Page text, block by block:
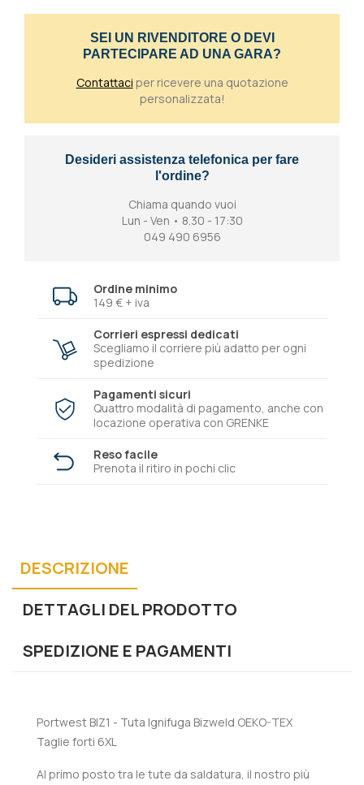
SEI UN RIVENDITORE O DEVI
PARTECIPARE AD UNA GARA?
Contattaci per ricevere una quotazione
personalizzata!
Desideri assistenza telefonica per fare
l'ordine?
Chiama quando vuoi
Lun - Ven • 8.30 - 17:30
049 490 6956
Ordine minimo
149 € + iva
Corrieri espressi dedicati
Scegliamo il corriere più adatto per ogni
spedizione
Pagamenti sicuri
Quattro modalità di pagamento, anche con
locazione operativa con GRENKE
Reso facile
Prenota il ritiro in pochi clic
DESCRIZIONE
DETTAGLI DEL PRODOTTO
SPEDIZIONE E PAGAMENTI
Portwest BIZ1 - Tuta Ignifuga Bizweld OEKO-TEX
Taglie forti 6XL
Al primo posto tra le tute da saldatura, il nostro più